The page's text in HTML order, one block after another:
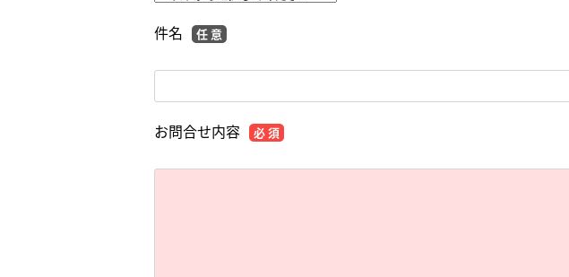
件名 任 意
お問合せ内容 必 須